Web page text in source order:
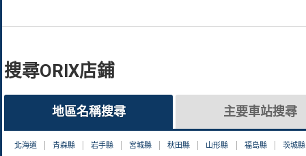
搜尋ORIX店鋪
地區名稱搜尋 主要車站搜尋
北海道 青森縣 岩手縣 宮城縣 秋田縣 山形縣 福島縣
茨城縣